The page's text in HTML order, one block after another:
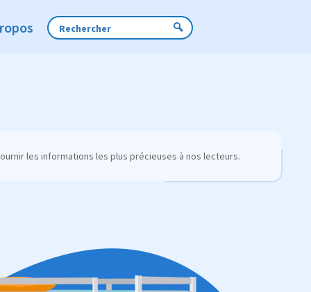
les informations les plus précieuses à nos lecteurs.